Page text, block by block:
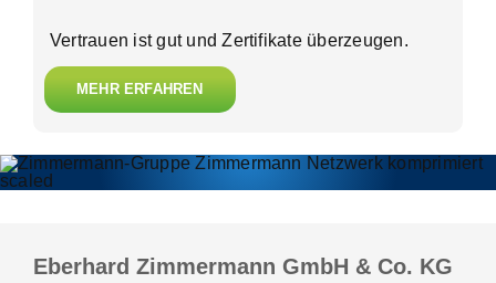
Vertrauen ist gut und Zertifikate überzeugen.
MEHR ERFAHREN
Eberhard Zimmermann GmbH & Co. KG